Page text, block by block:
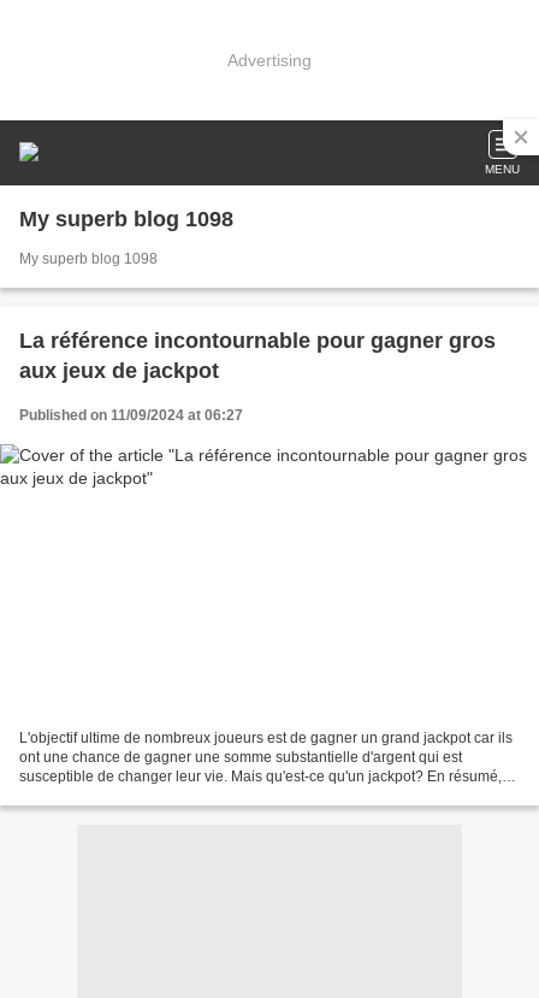
Advertising
MENU
My superb blog 1098
My superb blog 1098
La référence incontournable pour gagner gros
aux jeux de jackpot
Published on 11/09/2024 at 06:27
L'objectif ultime de nombreux joueurs est de gagner un grand jackpot car ils
ont une chance de gagner une somme substantielle d'argent qui est
susceptible de changer leur vie. Mais qu'est-ce qu'un jackpot? En résumé,